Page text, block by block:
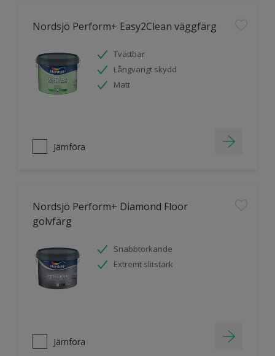
Nordsjö Perform+ Easy2Clean väggfärg
Tvättbar
Långvarigt skydd
Matt
Jämföra
Nordsjö Perform+ Diamond Floor
golvfärg
Snabbtorkande
Extremt slitstark
Jämföra